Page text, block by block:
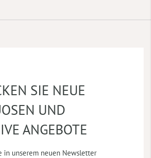
SIE NEUE
UND
ANGEBOTE
in unserem neuen Newsletter